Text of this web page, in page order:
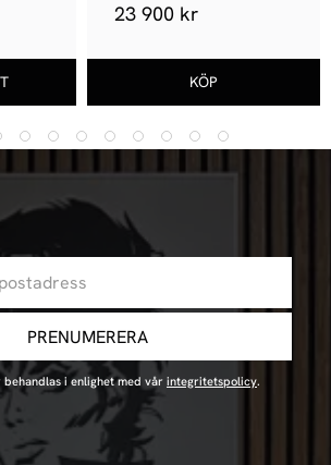
23 900 kr
PRENUMERERA
i enlighet med vår integritetspolicy.